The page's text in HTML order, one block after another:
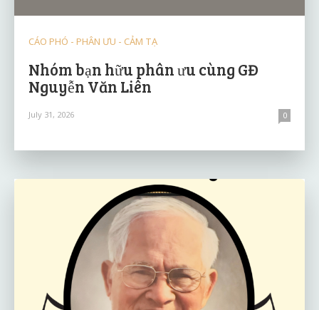
CÁO PHÓ - PHÂN ƯU - CẢM TẠ
Nhóm bạn hữu phân ưu cùng GĐ
Nguyễn Văn Liên
July 31, 2026 0